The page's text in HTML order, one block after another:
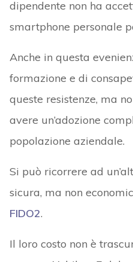
dipendente non ha
smartphone personale
Anche in questa
formazione e di
queste resistenze, ma
avere un’adozione
popolazione aziendale.
Si può ricorrere ad
sicura, ma non
FIDO2.
Il loro costo non è